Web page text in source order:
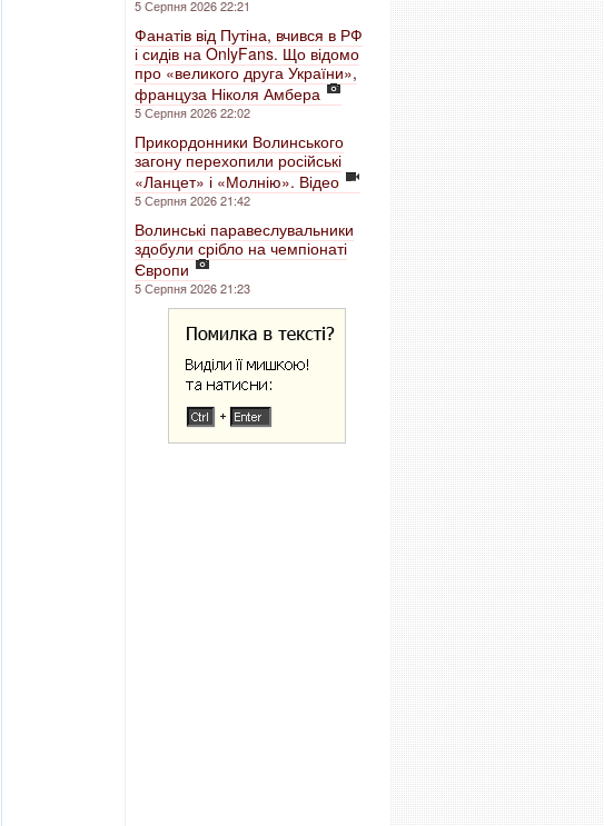
5 Серпня 2026 22:21
Фанатів від Путіна, вчився в РФ
і сидів на OnlyFans. Що відомо
про «великого друга України»,
француза Ніколя Амбера
5 Серпня 2026 22:02
Прикордонники Волинського
загону перехопили російські
«Ланцет» і «Молнію». Відео
5 Серпня 2026 21:42
Волинські паравеслувальники
здобули срібло на чемпіонаті
Європи
5 Серпня 2026 21:23